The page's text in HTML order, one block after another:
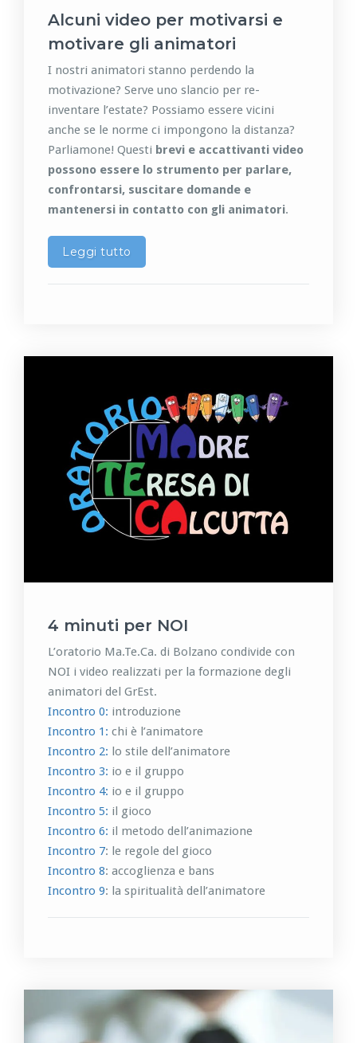
Alcuni video per motivarsi e
motivare gli animatori
I nostri animatori stanno perdendo la
motivazione? Serve uno slancio per re-
inventare l’estate? Possiamo essere vicini
anche se le norme ci impongono la distanza?
Parliamone! Questi brevi e accattivanti video
possono essere lo strumento per parlare,
confrontarsi, suscitare domande e
mantenersi in contatto con gli animatori.
Leggi tutto
4 minuti per NOI
L’oratorio Ma.Te.Ca. di Bolzano condivide con
NOI i video realizzati per la formazione degli
animatori del GrEst.
Incontro 0: introduzione
Incontro 1: chi è l’animatore
Incontro 2: lo stile dell’animatore
Incontro 3: io e il gruppo
Incontro 4: io e il gruppo
Incontro 5: il gioco
Incontro 6: il metodo dell’animazione
Incontro 7: le regole del gioco
Incontro 8: accoglienza e bans
Incontro 9: la spiritualità dell’animatore